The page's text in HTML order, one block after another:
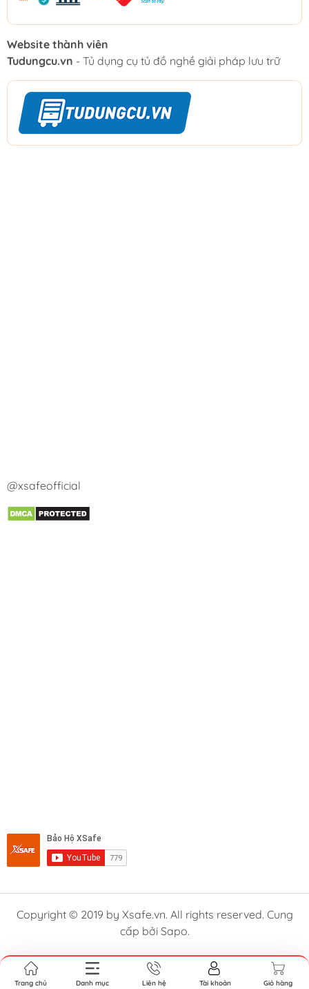
Website thành viên
Tudungcu.vn - Tủ dụng cụ tủ đồ nghề giải pháp lưu trữ
@xsafeofficial
Copyright © 2019 by Xsafe.vn. All rights reserved. Cung
cấp bởi Sapo.
Trang chủ Danh mục Liên hệ Tài khoản Giỏ hàng